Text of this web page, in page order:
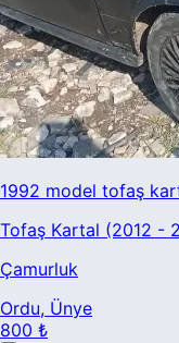
1992 model tofaş
Tofaş Kartal (2012 -
Çamurluk
Ordu, Ünye
800 ₺